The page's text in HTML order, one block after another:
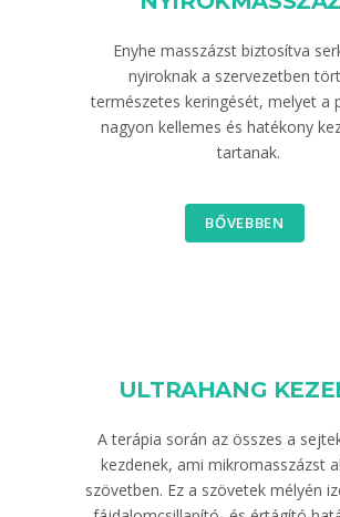
Enyhe masszázst biztosítva
nyiroknak a szervezetben
természetes keringését, melyet a
nagyon kellemes és hatékony
tartanak.
BŐVEBBEN
ULTRAHANG
A terápia során az összes a
kezdenek, ami mikromasszázst
szövetben. Ez a szövetek mélyén